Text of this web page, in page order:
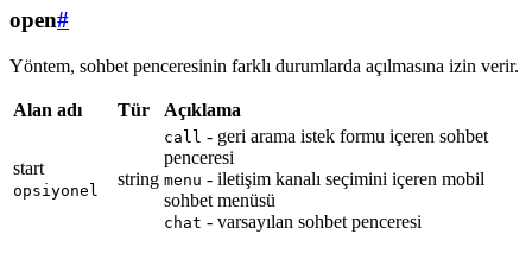
open#
Yöntem, sohbet penceresinin farklı durumlarda açılmasına izin verir.
Alan adı Tür Açıklama
start
opsiyonel
string
call - geri arama istek formu içeren sohbet
penceresi
menu - iletişim kanalı seçimini içeren mobil
sohbet menüsü
chat - varsayılan sohbet penceresi